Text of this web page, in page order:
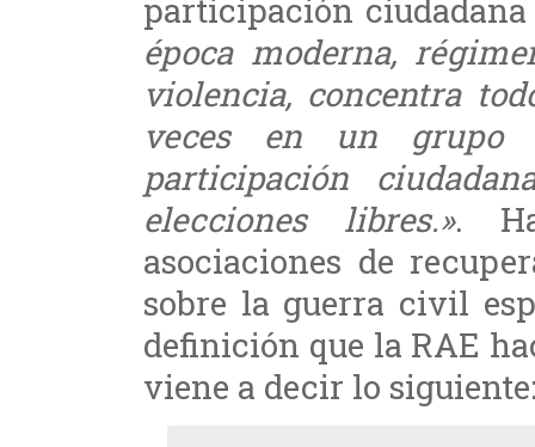
participación
época moderna,
violencia, concentra
veces en un grupo
participación
elecciones libres.».
asociaciones de
sobre la guerra civil
definición que la RAE
viene a decir lo